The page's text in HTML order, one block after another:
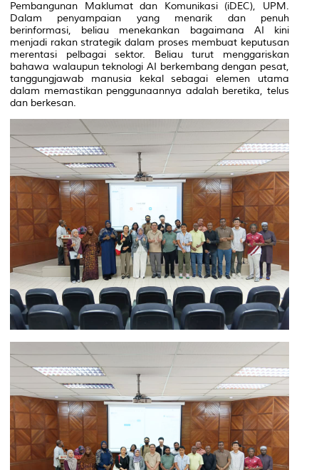
Pembangunan Maklumat dan Komunikasi (iDEC), UPM.
Dalam penyampaian yang menarik dan penuh
berinformasi, beliau menekankan bagaimana AI kini
menjadi rakan strategik dalam proses membuat keputusan
merentasi pelbagai sektor. Beliau turut menggariskan
bahawa walaupun teknologi AI berkembang dengan pesat,
tanggungjawab manusia kekal sebagai elemen utama
dalam memastikan penggunaannya adalah beretika, telus
dan berkesan.